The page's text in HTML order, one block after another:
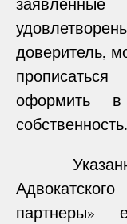
доверитель,
оформить
собственность.